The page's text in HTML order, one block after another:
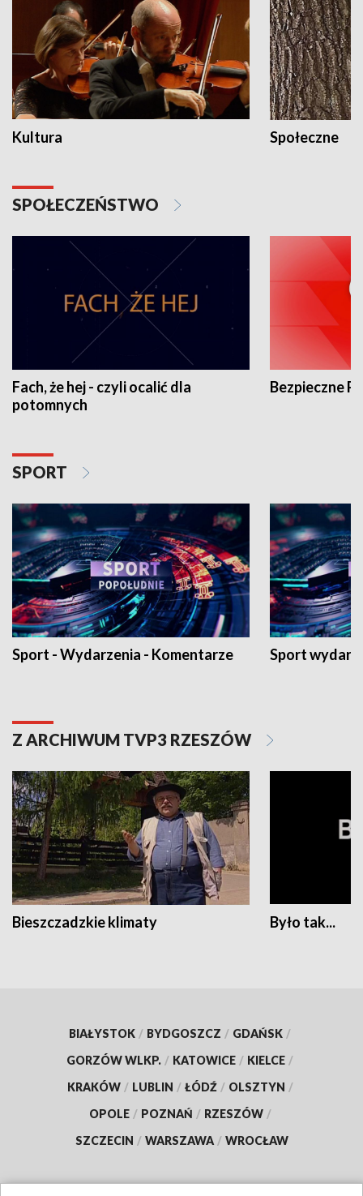
Kultura Społeczne
SPOŁECZEŃSTWO
Fach, że hej - czyli ocalić dla
potomnych
Bezpieczne
SPORT
Sport - Wydarzenia - Komentarze Sport
Z ARCHIWUM TVP3 RZESZÓW
Bieszczadzkie klimaty Było tak...
BIAŁYSTOK / BYDGOSZCZ / GDAŃSK /
GORZÓW WLKP. / KATOWICE / KIELCE /
KRAKÓW / LUBLIN / ŁÓDŹ / OLSZTYN /
OPOLE / POZNAŃ / RZESZÓW /
SZCZECIN / WARSZAWA / WROCŁAW